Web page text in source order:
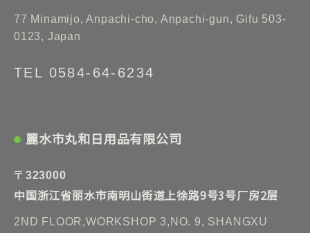
77 Minamijo, Anpachi-cho, Anpachi-gun, Gifu 503-
0123, Japan
TEL 0584-64-6234
麗水市丸和日用品有限公司
〒323000
中国浙江省丽水市南明山街道上徐路9号3号厂房2层
2ND FLOOR,WORKSHOP 3,NO. 9, SHANGXU